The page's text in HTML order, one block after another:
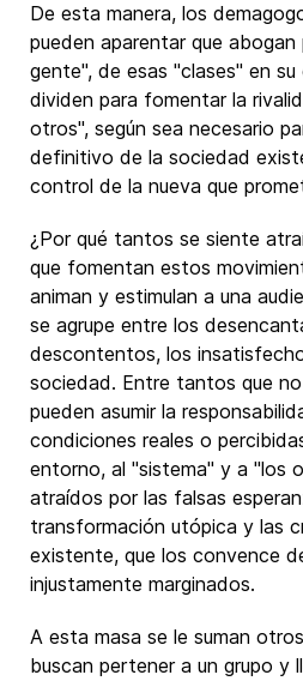
De esta manera, los
pueden aparentar que
gente", de esas "clases" en
dividen para fomentar la
otros", según sea necesario
definitivo de la sociedad
control de la nueva que
¿Por qué tantos se siente
que fomentan estos
animan y estimulan a una
se agrupe entre los
descontentos, los
sociedad. Entre tantos que
pueden asumir la
condiciones reales o
entorno, al "sistema" y a "los
atraídos por las falsas
transformación utópica y las
existente, que los convence
injustamente marginados.
A esta masa se le suman
buscan pertener a un grupo y